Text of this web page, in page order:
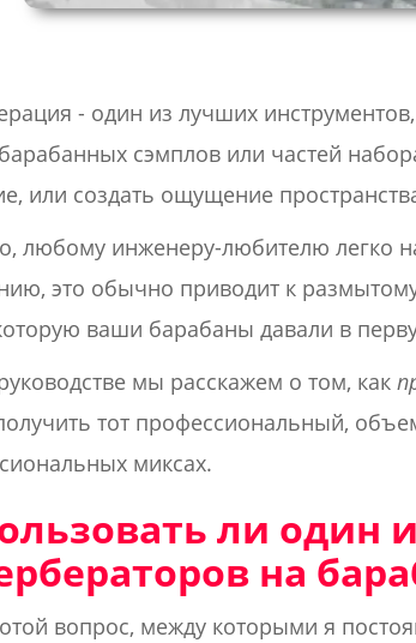
- один из лучших
сэмплов или частей
или создать ощущение
любому инженеру-любителю легко
это обычно приводит к
ваши барабаны давали в
мы расскажем о том, как
тот профессиональный,
миксах.
ли один
на
вопрос, между которыми я